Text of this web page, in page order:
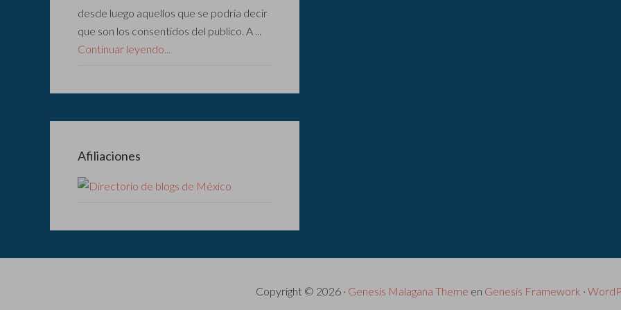
desde luego aquellos que se podría decir
que son los consentidos del publico. A ...
Continuar leyendo...
Afiliaciones
Copyright © 2026 · Genesis Malagana Theme en Genesis Framework ·